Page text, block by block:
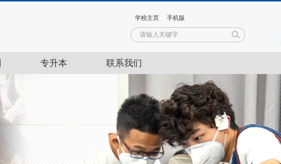
学校主页 手机版
专升本 联系我们